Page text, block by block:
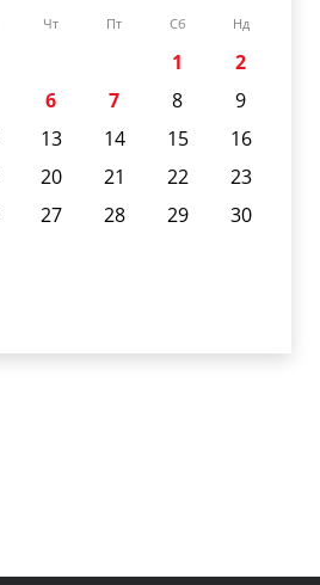
Чт Пт Сб Нд
1
2
6 7 8
9
13 14 15
16
20 21 22
23
27 28 29
30